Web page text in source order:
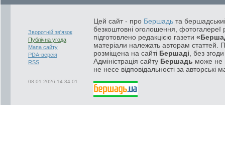
Зворотній зв'язок
Публічна угода
Мапа сайту
PDA-версія
RSS
08.01.2026 14:34:01
Цей сайт - про Бершадь та
безкоштовні оголошення, фотогалереї
підготовлено редакцією газети
матеріали належать авторам статтей.
розміщена на сайті Бершаді , без
Адміністрація сайту Бершадь може не
не несе відповідальності за авторські